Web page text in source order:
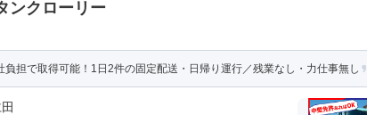
ンクローリー
担で取得可能！1日2件の固定配送・日帰り運行／残業なし・力仕事無し